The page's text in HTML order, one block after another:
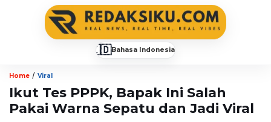
🇮🇩Bahasa Indonesia
Home / Viral
Ikut Tes PPPK, Bapak Ini Salah
Pakai Warna Sepatu dan Jadi Viral